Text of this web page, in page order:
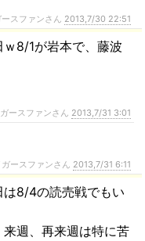
スファンさん 2013,7/30 22:51
8/1が岩本で、藤波
ースファンさん 2013,7/31 3:01
ースファンさん 2013,7/31 6:11
は8/4の読売戦でもい
週、再来週は特に苦